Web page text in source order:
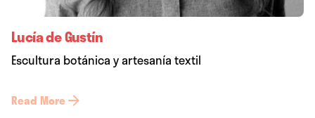
Lucía de Gustín
Escultura botánica y artesanía textil
Read More